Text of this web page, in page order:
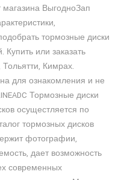
магазина ВыгодноЗап
тормозные диски
или заказать
Кимрах.
для ознакомления и не
Тормозные диски
осущестляется по
тормозных дисков
фотографии,
дает возможность
современных